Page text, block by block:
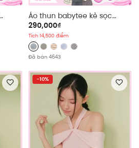
Áo thun babytee kẻ sọc
nhiều màu
290,000₫
Tích 14,500 điểm
Đã bán 4643
-10%